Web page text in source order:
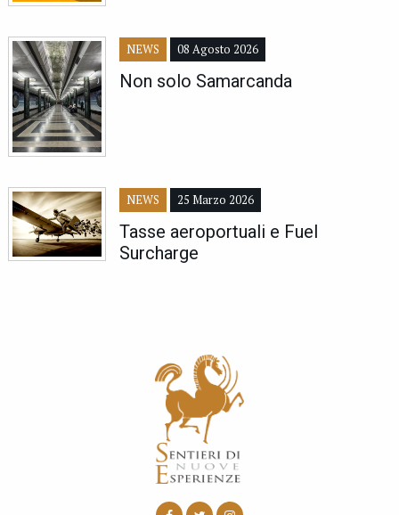
NEWS 08 Agosto 2026
Non solo Samarcanda
NEWS 25 Marzo 2026
Tasse aeroportuali e Fuel
Surcharge